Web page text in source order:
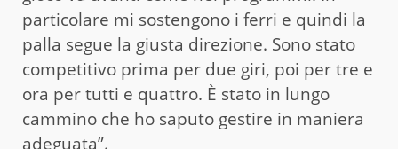
particolare mi sostengono i ferri e quindi la
palla segue la giusta direzione. Sono stato
competitivo prima per due giri, poi per tre e
ora per tutti e quattro. È stato in lungo
cammino che ho saputo gestire in maniera
adeguata”.